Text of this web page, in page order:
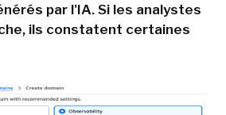
par l'IA. Si les analystes
ils constatent certaines